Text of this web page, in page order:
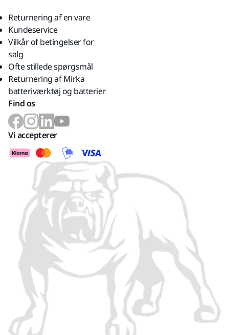
Returnering af en vare
Kundeservice
Vilkår of betingelser for
salg
Ofte stillede spørgsmål
Returnering af Mirka
batteriværktøj og batterier
Find os
Vi accepterer